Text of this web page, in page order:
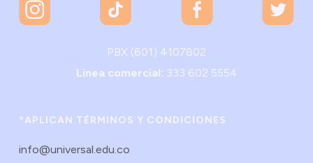
PBX (601) 4107802
Linea comercial: 333 602 5554
*APLICAN TÉRMINOS Y CONDICIONES
info@universal.edu.co